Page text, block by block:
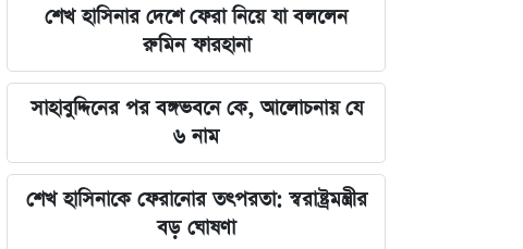
শেখ হাসিনার দেশে ফেরা নিয়ে যা বললেন
রুমিন ফারহানা
সাহাবুদ্দিনের পর বঙ্গভবনে কে, আলোচনায় যে
৬ নাম
শেখ হাসিনাকে ফেরানোর তৎপরতা: স্বরাষ্ট্রমন্ত্রীর
বড় ঘোষণা